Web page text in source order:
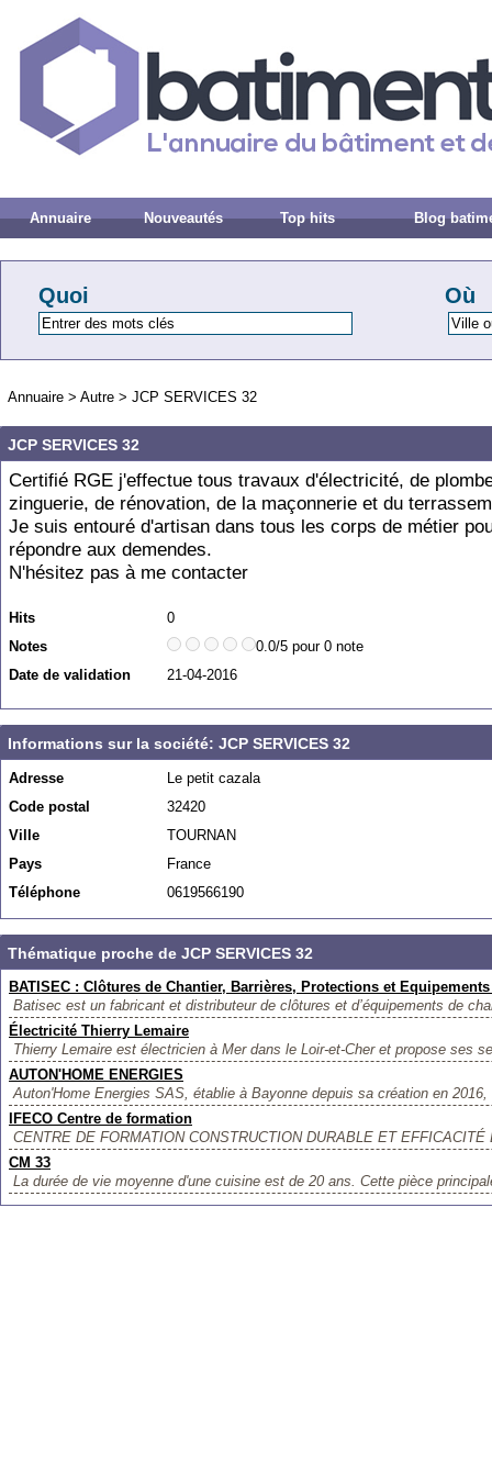
Annuaire Nouveautés Top hits Blog
Quoi Où
Annuaire > Autre > JCP SERVICES 32
JCP SERVICES 32
Certifié RGE j'effectue tous travaux d'électricité, de
zinguerie, de rénovation, de la maçonnerie et du
Je suis entouré d'artisan dans tous les corps de métier
répondre aux demendes.
N'hésitez pas à me contacter
Hits
0
Notes
0.0/5 pour 0 note
Date de validation
21-04-2016
Informations sur la société: JCP SERVICES 32
Adresse
Le petit cazala
Code postal
32420
Ville
TOURNAN
Pays
France
Téléphone
0619566190
Thématique proche de JCP SERVICES 32
BATISEC : Clôtures de Chantier, Barrières, Protections et
Batisec est un fabricant et distributeur de clôtures et d’équipements de
Électricité Thierry Lemaire
Thierry Lemaire est électricien à Mer dans le Loir-et-Cher et propose ses
AUTON'HOME ENERGIES
Auton'Home Energies SAS, établie à Bayonne depuis sa création en
IFECO Centre de formation
CENTRE DE FORMATION CONSTRUCTION DURABLE ET
CM 33
La durée de vie moyenne d'une cuisine est de 20 ans. Cette pièce